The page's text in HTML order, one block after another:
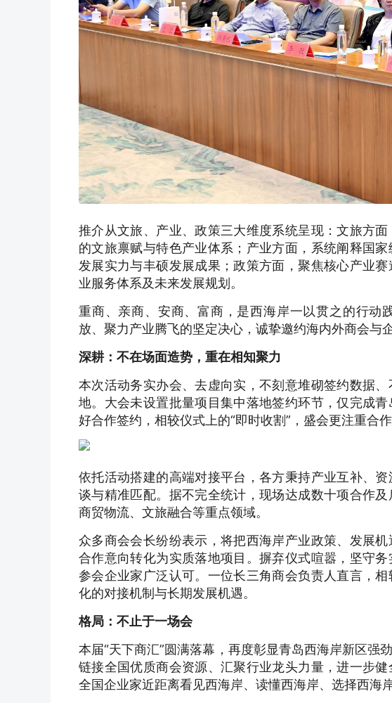
推介从文旅、产业、政策三大维度系统呈现：文旅方
的文旅禀赋与特色产业体系；产业方面，系统阐释国
发展实力与丰硕发展成果；政策方面，聚焦核心产业
业服务体系及未来发展规划。
重商、亲商、安商、富商，是西海岸一以贯之的行动
放、聚力产业腾飞的坚定决心，诚挚邀约海内外商会与
深耕：不在场面造势，重在相知聚力
本次活动务实办会、去虚向实，不刻意堆砌签约数据
地。大会未设置批量项目集中落地签约环节，仅完成
好合作签约，相较仪式上的“即时收割”，盛会更注重合
依托活动搭建的高端对接平台，各方秉持产业互补、
谈与精准匹配。据不完全统计，现场达成数十项合作
商贸物流、文旅融合等重点领域。
众多商会会长纷纷表示，将把西海岸产业政策、发展
合作意向转化为实质落地项目。摒弃仪式喧嚣，坚守
参会企业家广泛认可。一位长三角商会负责人直言，
化的对接机制与长期发展机遇。
格局：不止于一场会
本届“天下商汇”圆满落幕，再度彰显青岛西海岸新区强
链接全国优质商会资源、汇聚行业龙头力量，进一步
全国企业家近距离看见西海岸、读懂西海岸、选择西海岸